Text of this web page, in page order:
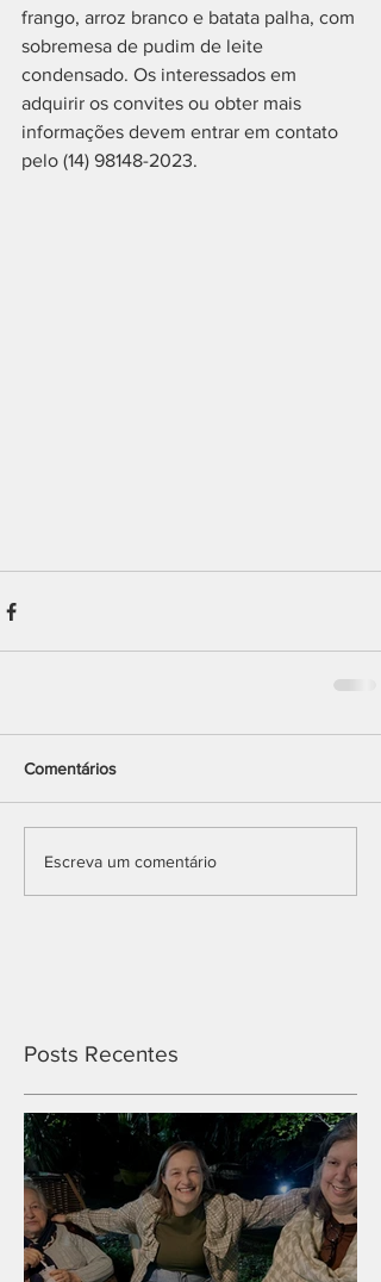
frango, arroz branco e batata palha, com
sobremesa de pudim de leite
condensado. Os interessados em
adquirir os convites ou obter mais
informações devem entrar em contato
pelo (14) 98148-2023.
Comentários
Escreva um comentário
Posts Recentes